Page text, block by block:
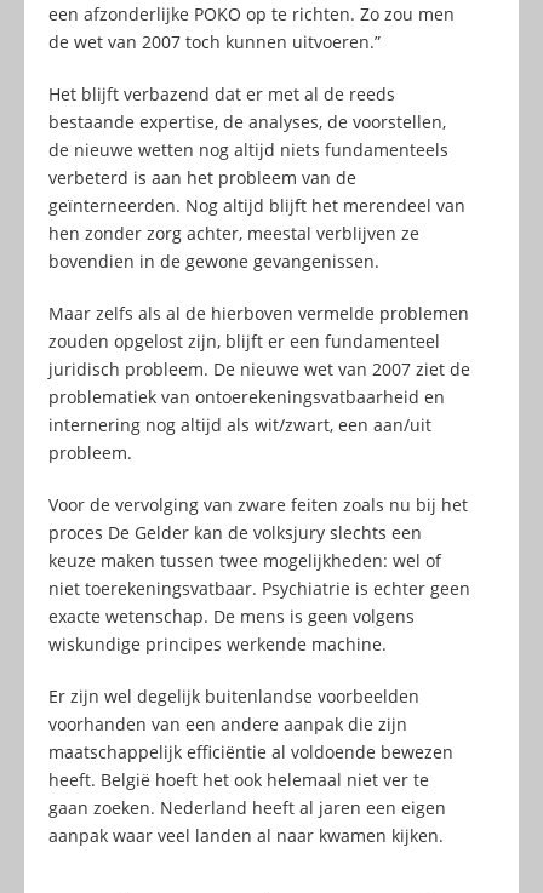
een afzonderlijke POKO op te richten. Zo zou men
de wet van 2007 toch kunnen uitvoeren.”
Het blijft verbazend dat er met al de reeds
bestaande expertise, de analyses, de voorstellen,
de nieuwe wetten nog altijd niets fundamenteels
verbeterd is aan het probleem van de
geïnterneerden. Nog altijd blijft het merendeel van
hen zonder zorg achter, meestal verblijven ze
bovendien in de gewone gevangenissen.
Maar zelfs als al de hierboven vermelde problemen
zouden opgelost zijn, blijft er een fundamenteel
juridisch probleem. De nieuwe wet van 2007 ziet de
problematiek van ontoerekeningsvatbaarheid en
internering nog altijd als wit/zwart, een aan/uit
probleem.
Voor de vervolging van zware feiten zoals nu bij het
proces De Gelder kan de volksjury slechts een
keuze maken tussen twee mogelijkheden: wel of
niet toerekeningsvatbaar. Psychiatrie is echter geen
exacte wetenschap. De mens is geen volgens
wiskundige principes werkende machine.
Er zijn wel degelijk buitenlandse voorbeelden
voorhanden van een andere aanpak die zijn
maatschappelijk efficiëntie al voldoende bewezen
heeft. België hoeft het ook helemaal niet ver te
gaan zoeken. Nederland heeft al jaren een eigen
aanpak waar veel landen al naar kwamen kijken.